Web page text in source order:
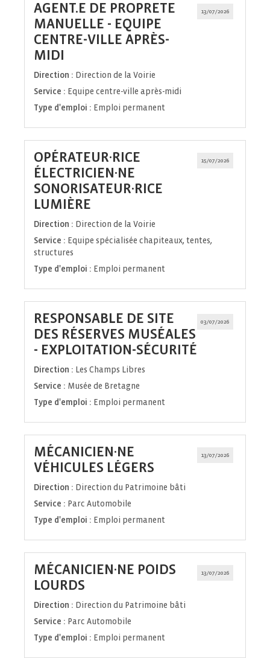
13/07/2026
AGENT.E DE PROPRETE
MANUELLE - EQUIPE
CENTRE-VILLE APRÈS-
MIDI
fenêtre)
Direction : Direction de la Voirie
Service : Equipe centre-ville après-midi
Type d'emploi : Emploi permanent
15/07/2026
OPÉRATEUR·RICE
ÉLECTRICIEN·NE
SONORISATEUR·RICE
LUMIÈRE
fenêtre)
Direction : Direction de la Voirie
Service : Equipe spécialisée chapiteaux, tentes,
structures
Type d'emploi : Emploi permanent
03/07/2026
RESPONSABLE DE SITE
DES RÉSERVES MUSÉALES
- EXPLOITATION-SÉCURITÉ
Direction : Les Champs Libres
Service : Musée de Bretagne
Type d'emploi : Emploi permanent
13/07/2026
MÉCANICIEN·NE
VÉHICULES LÉGERS
fenêtre)
Direction : Direction du Patrimoine bâti
Service : Parc Automobile
Type d'emploi : Emploi permanent
13/07/2026
MÉCANICIEN·NE POIDS
LOURDS
fenêtre)
Direction : Direction du Patrimoine bâti
Service : Parc Automobile
Type d'emploi : Emploi permanent